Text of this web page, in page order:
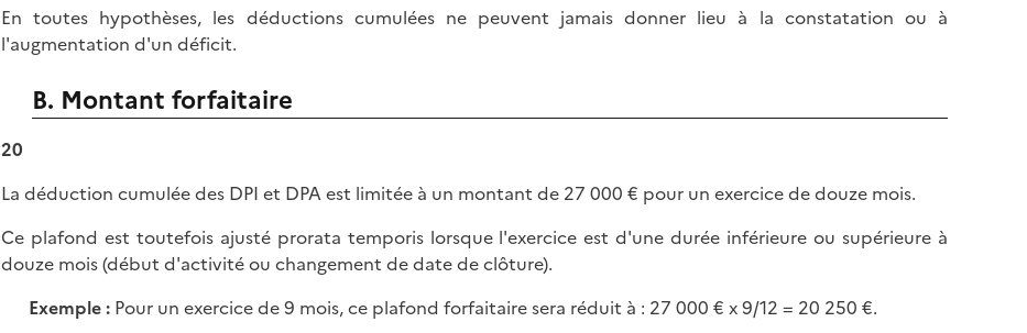
En toutes hypothèses, les déductions cumulées ne peuvent jamais donner lieu à la constatation ou à
l'augmentation d'un déficit.
B. Montant forfaitaire
20
La déduction cumulée des DPI et DPA est limitée à un montant de 27 000 € pour un exercice de douze mois.
Ce plafond est toutefois ajusté prorata temporis lorsque l'exercice est d'une durée inférieure ou supérieure à
douze mois (début d'activité ou changement de date de clôture).
Exemple : Pour un exercice de 9 mois, ce plafond forfaitaire sera réduit à : 27 000 € x 9/12 = 20 250 €.